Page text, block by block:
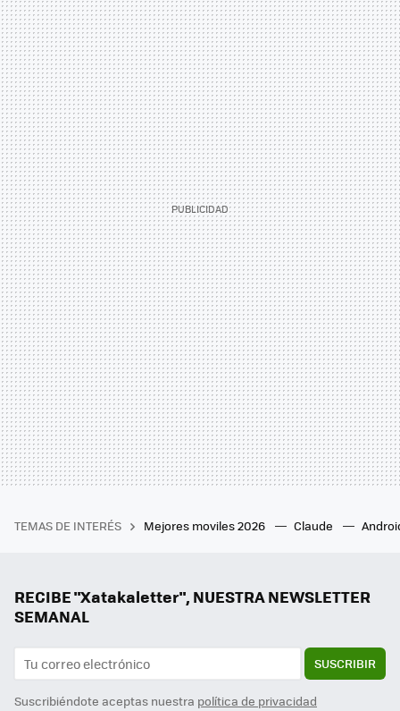
TEMAS DE INTERÉS Mejores moviles 2026 Claude
RECIBE "Xatakaletter", NUESTRA NEWSLETTER
SEMANAL
SUSCRIBIR
Suscribiéndote aceptas nuestra política de privacidad